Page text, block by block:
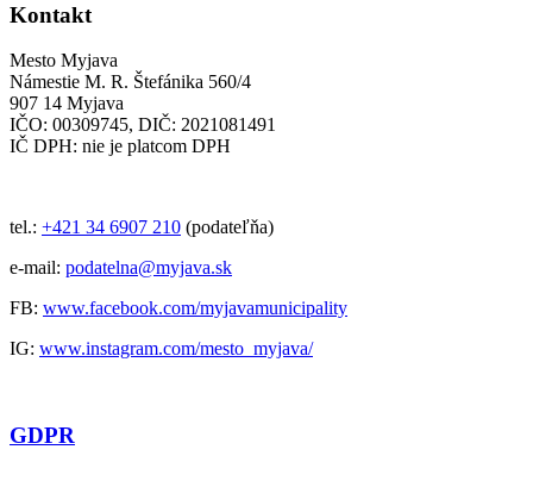
Kontakt
Mesto Myjava
Námestie M. R. Štefánika 560/4
907 14 Myjava
IČO: 00309745, DIČ: 2021081491
IČ DPH: nie je platcom DPH
tel.: +421 34 6907 210 (podateľňa)
e-mail: podatelna@myjava.sk
FB: www.facebook.com/myjavamunicipality
IG: www.instagram.com/mesto_myjava/
GDPR